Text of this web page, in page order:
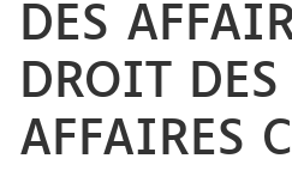
DES
DROIT DES
AFFAIRES